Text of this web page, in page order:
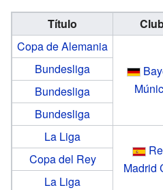
Título
Copa de Alemania
Bundesliga
Bundesliga
Bundesliga
La Liga
Madrid
Copa del Rey
La Liga